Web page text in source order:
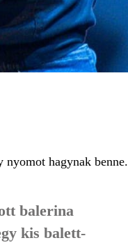
nyomot hagynak benne.
balerina
kis balett-